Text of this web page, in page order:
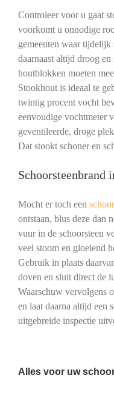
Controleer voor u gaat
voorkomt u onnodige
gemeenten waar
daarnaast altijd droog
houtblokken moeten
Stookhout is ideaal te
twintig procent vocht
eenvoudige vochtmeter
geventileerde, droge
Dat stookt schoner en
Schoorsteenbrand
Mocht er toch een
ontstaan, blus deze dan
vuur in de schoorsteen
veel stoom en gloeiend
Gebruik in plaats
doven en sluit direct de
Waarschuw vervolgens
en laat daarna altijd een
uitgebreide inspectie
Alles voor uw